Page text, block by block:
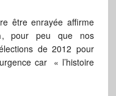
être enrayée affirme
, pour peu que nos
de 2012 pour
car « l’histoire